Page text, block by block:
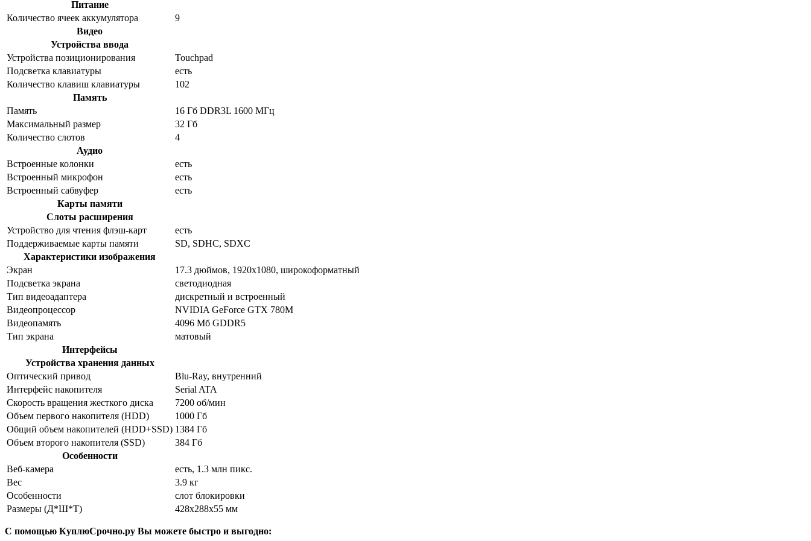
Питание
Количество ячеек аккумулятора
9
Видео
Устройства ввода
Устройства позиционирования
Touchpad
Подсветка клавиатуры
есть
Количество клавиш клавиатуры
102
Память
Память
16 Гб DDR3L 1600 МГц
Максимальный размер
32 Гб
Количество слотов
4
Аудио
Встроенные колонки
есть
Встроенный микрофон
есть
Встроенный сабвуфер
есть
Карты памяти
Слоты расширения
Устройство для чтения флэш-карт
есть
Поддерживаемые карты памяти
SD, SDHC, SDXC
Характеристики изображения
Экран
17.3 дюймов, 1920x1080, широкоформатный
Подсветка экрана
светодиодная
Тип видеоадаптера
дискретный и встроенный
Видеопроцессор
NVIDIA GeForce GTX 780M
Видеопамять
4096 Мб GDDR5
Тип экрана
матовый
Интерфейсы
Устройства хранения данных
Оптический привод
Blu-Ray, внутренний
Интерфейс накопителя
Serial ATA
Скорость вращения жесткого диска
7200 об/мин
Объем первого накопителя (HDD)
1000 Гб
Общий объем накопителей (HDD+SSD) 1384 Гб
Объем второго накопителя (SSD)
384 Гб
Особенности
Веб-камера
есть, 1.3 млн пикс.
Вес
3.9 кг
Особенности
слот блокировки
Размеры (Д*Ш*Т)
428x288x55 мм
С помощью КуплюСрочно.ру Вы можете быстро и выгодно: